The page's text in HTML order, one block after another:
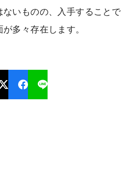
いものの、入手することで
多々存在します。